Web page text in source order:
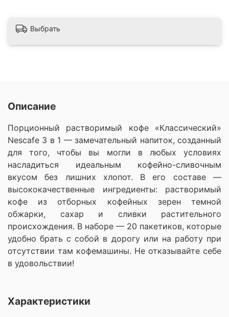
Выбрать
Описание
Порционный растворимый кофе «Классический»
Nescafe 3 в 1 — замечательный напиток, созданный
для того, чтобы вы могли в любых условиях
насладиться идеальным кофейно-сливочным
вкусом без лишних хлопот. В его составе —
высококачественные ингредиенты: растворимый
кофе из отборных кофейных зерен темной
обжарки, сахар и сливки растительного
происхождения. В наборе — 20 пакетиков, которые
удобно брать с собой в дорогу или на работу при
отсутствии там кофемашины. Не отказывайте себе
в удовольствии!
Характеристики